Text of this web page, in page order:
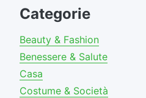
Categorie
Beauty & Fashion
Benessere & Salute
Casa
Costume & Società